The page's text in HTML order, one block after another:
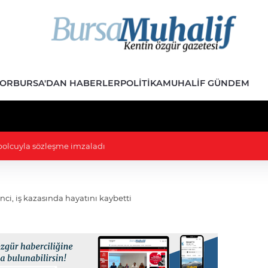
BURSA'DAN HABERLERPOLITIKAMUHALIF GÜNDEM
yasa' TBMM Adalet Komisyonunda: Gerginlik çıktı, izdiham yaşandı
iş kazasında hayatını kaybetti